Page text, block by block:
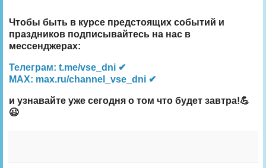
Чтобы быть в курсе предстоящих событий и
праздников подписывайтесь на нас в
мессенджерах:
Телеграм: t.me/vse_dni ✔
MAX: max.ru/channel_vse_dni ✔
и узнавайте уже сегодня о том что будет завтра!💪
😉